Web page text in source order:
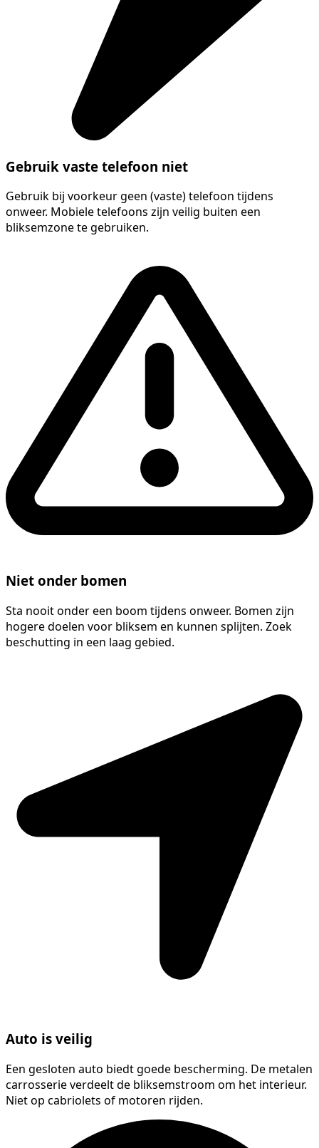
Gebruik vaste telefoon niet
Gebruik bij voorkeur geen (vaste) telefoon tijdens
onweer. Mobiele telefoons zijn veilig buiten een
bliksemzone te gebruiken.
Niet onder bomen
Sta nooit onder een boom tijdens onweer. Bomen zijn
hogere doelen voor bliksem en kunnen splijten. Zoek
beschutting in een laag gebied.
Auto is veilig
Een gesloten auto biedt goede bescherming. De metalen
carrosserie verdeelt de bliksemstroom om het interieur.
Niet op cabriolets of motoren rijden.